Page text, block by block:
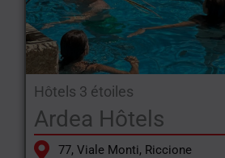
Hôtels 3 étoiles
Ardea Hôtels
77, Viale Monti, Riccione